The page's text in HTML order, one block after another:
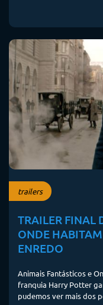
trailers
TRAILER FINAL
ONDE
ENREDO
Animais Fantásticos e
franquia Harry Potter
pudemos ver mais dos